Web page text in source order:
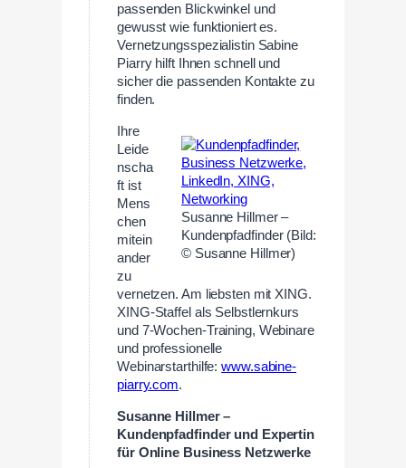
passenden Blickwinkel und
gewusst wie funktioniert es.
Vernetzungsspezialistin Sabine
Piarry hilft Ihnen schnell und
sicher die passenden Kontakte zu
finden.
Susanne Hillmer –
Kundenpfadfinder (Bild:
© Susanne Hillmer)
Ihre
Leide
nscha
ft ist
Mens
chen
mitein
ander
zu
vernetzen. Am liebsten mit XING.
XING-Staffel als Selbstlernkurs
und 7-Wochen-Training, Webinare
und professionelle
Webinarstarthilfe:www.sabine-
piarry.com.
Susanne Hillmer –
Kundenpfadfinder und Expertin
für Online Business Netzwerke